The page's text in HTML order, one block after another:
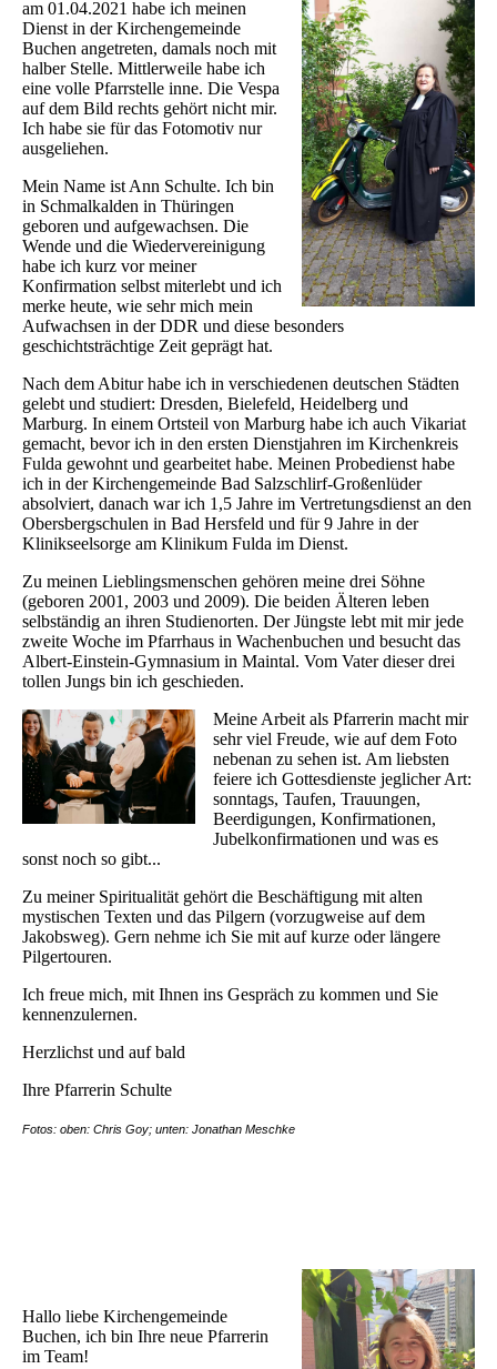
am 01.04.2021 habe ich meinen
Dienst in der Kirchengemeinde
Buchen angetreten, damals noch mit
halber Stelle. Mittlerweile habe ich
eine volle Pfarrstelle inne. Die Vespa
auf dem Bild rechts gehört nicht mir.
Ich habe sie für das Fotomotiv nur
ausgeliehen.
Mein Name ist Ann Schulte. Ich bin
in Schmalkalden in Thüringen
geboren und aufgewachsen. Die
Wende und die Wiedervereinigung
habe ich kurz vor meiner
Konfirmation selbst miterlebt und ich
merke heute, wie sehr mich mein
Aufwachsen in der DDR und diese besonders
geschichtsträchtige Zeit geprägt hat.
Nach dem Abitur habe ich in verschiedenen deutschen Städten
gelebt und studiert: Dresden, Bielefeld, Heidelberg und
Marburg. In einem Ortsteil von Marburg habe ich auch Vikariat
gemacht, bevor ich in den ersten Dienstjahren im Kirchenkreis
Fulda gewohnt und gearbeitet habe. Meinen Probedienst habe
ich in der Kirchengemeinde Bad Salzschlirf-Großenlüder
absolviert, danach war ich 1,5 Jahre im Vertretungsdienst an den
Obersbergschulen in Bad Hersfeld und für 9 Jahre in der
Klinikseelsorge am Klinikum Fulda im Dienst.
Zu meinen Lieblingsmenschen gehören meine drei Söhne
(geboren 2001, 2003 und 2009). Die beiden Älteren leben
selbständig an ihren Studienorten. Der Jüngste lebt mit mir jede
zweite Woche im Pfarrhaus in Wachenbuchen und besucht das
Albert-Einstein-Gymnasium in Maintal. Vom Vater dieser drei
tollen Jungs bin ich geschieden.
Meine Arbeit als Pfarrerin macht mir
sehr viel Freude, wie auf dem Foto
nebenan zu sehen ist. Am liebsten
feiere ich Gottesdienste jeglicher Art:
sonntags, Taufen, Trauungen,
Beerdigungen, Konfirmationen,
Jubelkonfirmationen und was es
sonst noch so gibt...
Zu meiner Spiritualität gehört die Beschäftigung mit alten
mystischen Texten und das Pilgern (vorzugweise auf dem
Jakobsweg). Gern nehme ich Sie mit auf kurze oder längere
Pilgertouren.
Ich freue mich, mit Ihnen ins Gespräch zu kommen und Sie
kennenzulernen.
Herzlichst und auf bald
Ihre Pfarrerin Schulte
Fotos: oben: Chris Goy; unten: Jonathan Meschke
Hallo liebe Kirchengemeinde
Buchen, ich bin Ihre neue Pfarrerin
im Team!